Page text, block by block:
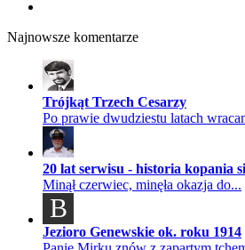
Najnowsze komentarze
Trójkąt Trzech Cesarzy
Po prawie dwudziestu latach
20 lat serwisu - historia kopania
Minął czerwiec, minęła okazja do...
B
Jezioro Genewskie ok. roku 1914